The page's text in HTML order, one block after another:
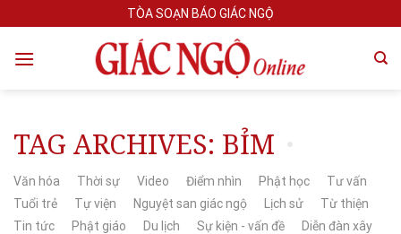
to
content
TÒA SOẠN BÁO GIÁC NGỘ
TAG ARCHIVES: BỈM
Văn hóa Thời sự Video Điểm nhìn Phật học
Tư vấn
Tuổi trẻ
Tự viện Nguyệt san giác ngộ Lịch sử
Từ thiện
Tin tức
Phật giáo Du lịch Sự kiện - vấn đề
Diễn đàn xây